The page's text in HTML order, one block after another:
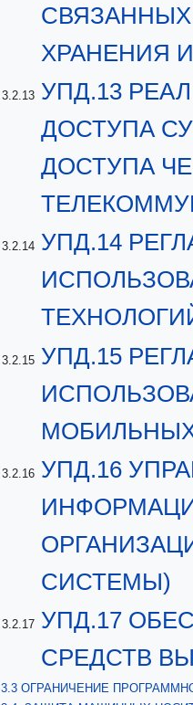
ХРАНЕНИЯ
3.2.13 УПД.13
ДОСТУПА
ДОСТУПА
3.2.14 УПД.14
3.2.15 УПД.15
3.2.16 УПД.16
СИСТЕМЫ)
3.2.17 УПД.17
СРЕДСТВ
3.3 ОГРАНИЧЕНИЕ